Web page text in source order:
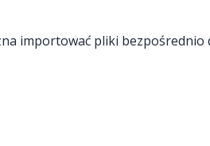
importować pliki